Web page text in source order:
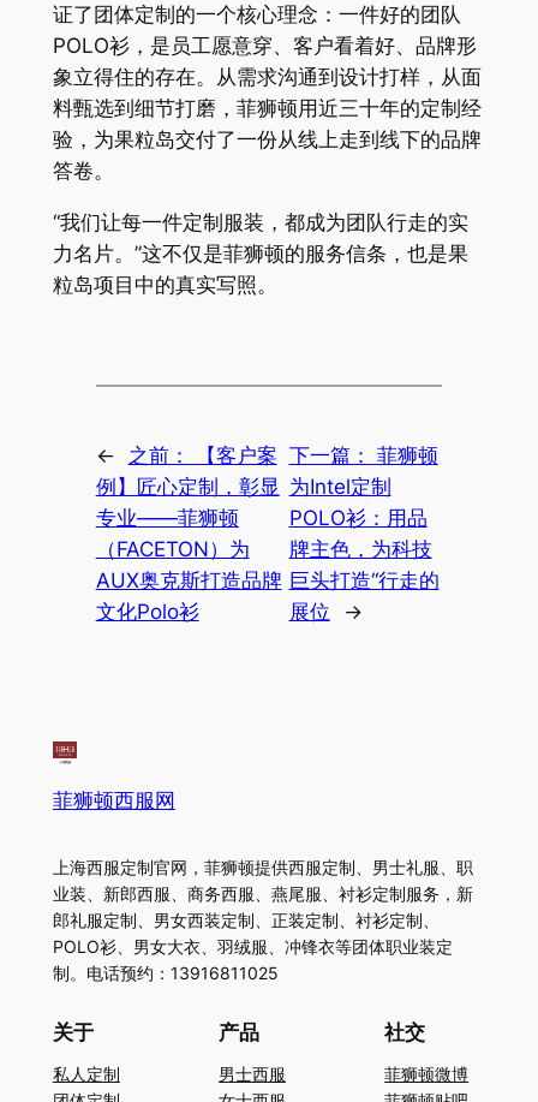
证了团体定制的一个核心理念：一件好的团队
POLO衫，是员工愿意穿、客户看着好、品牌形
象立得住的存在。从需求沟通到设计打样，从面
料甄选到细节打磨，菲狮顿用近三十年的定制经
验，为果粒岛交付了一份从线上走到线下的品牌
答卷。
“我们让每一件定制服装，都成为团队行走的实
力名片。”这不仅是菲狮顿的服务信条，也是果
粒岛项目中的真实写照。
← 之前：
【客户案
例】匠心定制，彰显
专业——菲狮顿
（FACETON）为
AUX奥克斯打造品牌
文化Polo衫
下一篇： 菲狮顿
为Intel定制
POLO衫：用品
牌主色，为科技
巨头打造“行走的
展位
→
菲狮顿西服网
上海西服定制官网，菲狮顿提供西服定制、男士礼服、职
业装、新郎西服、商务西服、燕尾服、衬衫定制服务，新
郎礼服定制、男女西装定制、正装定制、衬衫定制、
POLO衫、男女大衣、羽绒服、冲锋衣等团体职业装定
制。电话预约：13916811025
关于
私人定制
产品
男士西服
社交
菲狮顿微博